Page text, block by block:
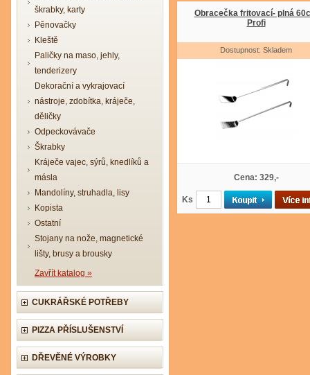
škrabky, karty
Pěnovačky
Kleště
Paličky na maso, jehly,
tenderizery
Dekorační a vykrajovací
nástroje, zdobítka, kráječe,
děličky
Odpeckovávače
Škrabky
Kráječe vajec, sýrů, knedlíků a
másla
Mandolíny, struhadla, lisy
Kopista
Ostatní
Stojany na nože, magnetické
lišty, brusy a brousky
Zavřít katalog »
CUKRÁŘSKÉ POTŘEBY
PIZZA PŘÍSLUŠENSTVÍ
DŘEVĚNÉ VÝROBKY
Obracečka fritovací- plná
Profi
Dostupnost: Skladem
Cena: 329,-
Ks